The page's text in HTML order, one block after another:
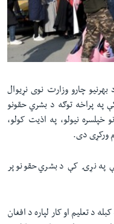
چارو وزارت نوی نړیوال
افغانستان کې په 2023 کال کې په پراخه توګه د بشري حقونو
خپلسره نیولو، په اذیت کولو،
ورکړی دی.
شوی او پکې په نړۍ کې د بشري حقونو پر
د تعلیم او کار لپاره د افغان